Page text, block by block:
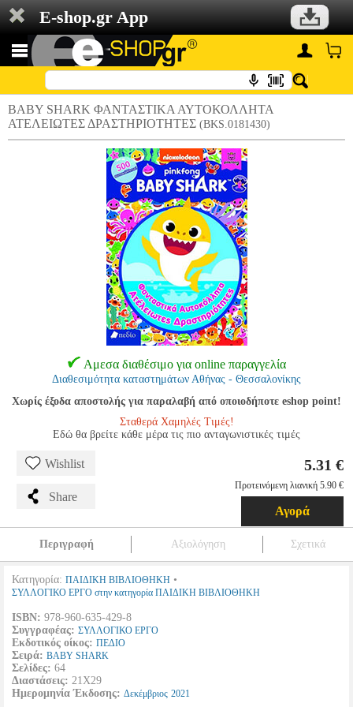
E-shop.gr App
BABY SHARK ΦΑΝΤΑΣΤΙΚΑ ΑΥΤΟΚΟΛΛΗΤΑ
ΑΤΕΛΕΙΩΤΕΣ ΔΡΑΣΤΗΡΙΟΤΗΤΕΣ (BKS.0181430)
Αμεσα διαθέσιμο για online παραγγελία
Διαθεσιμότητα καταστημάτων Αθήνας - Θεσσαλονίκης
Χωρίς έξοδα αποστολής για παραλαβή από οποιοδήποτε eshop point!
Σταθερά Χαμηλές Τιμές!
Εδώ θα βρείτε κάθε μέρα τις πιο ανταγωνιστικές τιμές
Wishlist
Share
5.31 €
Προτεινόμενη λιανική 5.90 €
Αγορά
Περιγραφή Αξιολόγηση Σχετικά
Κατηγορία: ΠΑΙΔΙΚΗ ΒΙΒΛΙΟΘΗΚΗ •
ΣΥΛΛΟΓΙΚΟ ΕΡΓΟ στην κατηγορία ΠΑΙΔΙΚΗ ΒΙΒΛΙΟΘΗΚΗ
ISBN: 978-960-635-429-8
Συγγραφέας: ΣΥΛΛΟΓΙΚΟ ΕΡΓΟ
Εκδοτικός οίκος: ΠΕΔΙΟ
Σειρά: BABY SHARK
Σελίδες: 64
Διαστάσεις: 21Χ29
Ημερομηνία Έκδοσης: Δεκέμβριος 2021